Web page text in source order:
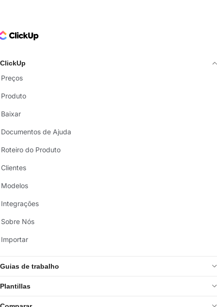
Logo
ClickUp
Preços
Produto
Baixar
Documentos de Ajuda
Roteiro do Produto
Clientes
Modelos
Integrações
Sobre Nós
Importar
Guias de trabalho
Plantillas